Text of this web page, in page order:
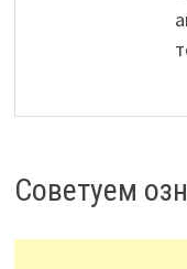
Советуем